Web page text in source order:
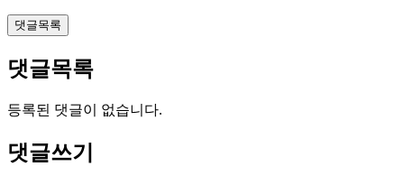
댓글목록
댓글목록
등록된 댓글이 없습니다.
댓글쓰기